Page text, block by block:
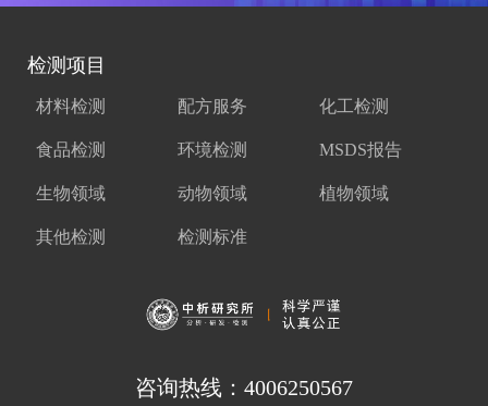
检测项目
材料检测 配方服务 化工检测
食品检测 环境检测 MSDS报告
生物领域 动物领域 植物领域
其他检测 检测标准
咨询热线：4006250567